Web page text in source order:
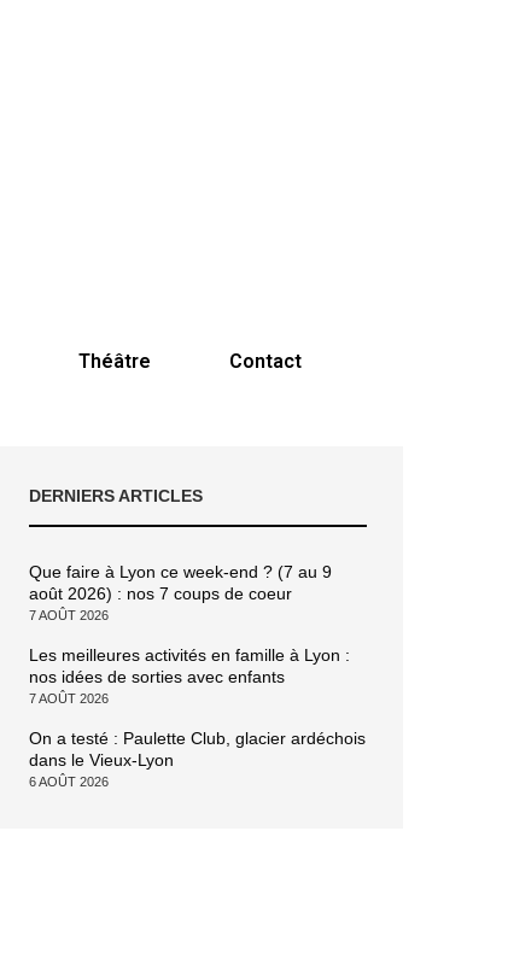
Théâtre Contact
DERNIERS ARTICLES
Que faire à Lyon ce week-end ? (7 au 9
août 2026) : nos 7 coups de coeur
7 AOÛT 2026
Les meilleures activités en famille à Lyon :
nos idées de sorties avec enfants
7 AOÛT 2026
On a testé : Paulette Club, glacier ardéchois
dans le Vieux-Lyon
6 AOÛT 2026